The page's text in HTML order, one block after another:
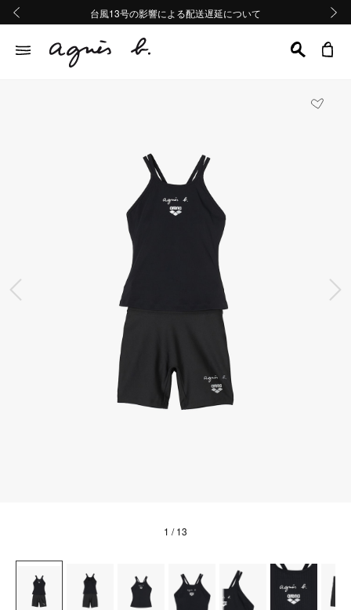
熊本地域地震の影響による配送遅延について
Summer Sale 2buy10%OFF!!
台風13号の影響による配送遅延について
熊本地域地震の影響による配送遅延について
Summer Sale 2buy10%OFF!!
前の画像
1 / 13